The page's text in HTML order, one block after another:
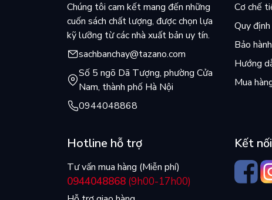
Chúng tôi cam kết mang đến những
cuốn sách chất lượng, được chọn lựa
kỹ lưỡng từ các nhà xuất bản uy tín.
sachbanchay@tazano.com
Số 5 ngõ Dã Tượng, phường Cửa
Nam, thành phố Hà Nội
0944048868
Cơ chế
Quy
Bảo
Hướng
Mua
Hotline hỗ trợ
Tư vấn mua hàng (Miễn phí)
0944048868 (9h00-17h00)
Kết